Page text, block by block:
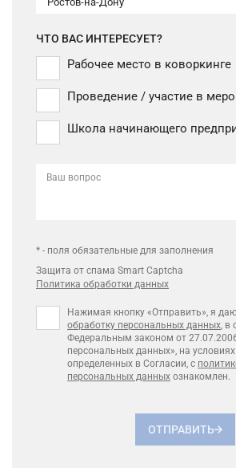
ЧТО ВАС ИНТЕРЕСУЕТ?
Рабочее место в коворкинге
Проведение / участие в
Школа начинающего
Ваш вопрос
* - поля обязательные для заполнения
Защита от спама Smart Captcha
Политика обработки данных
Нажимая кнопку «Отправить», я
обработку персональных данных, в
Федеральным законом от
персональных данных», на
определенных в Согласии, с
персональных данных ознакомлен.
ОТПРАВИТЬ